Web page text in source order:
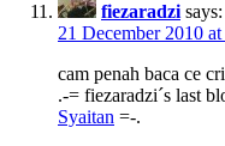
fiezaradzi says:
21 December 2010
cam penah baca ce
.-= fiezaradzi´s last
Syaitan =-.